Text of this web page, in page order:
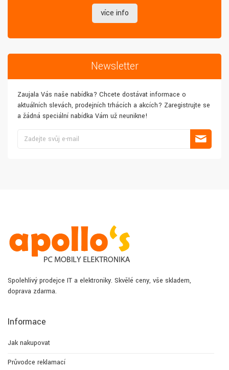
více info
Newsletter
Zaujala Vás naše nabídka? Chcete dostávat informace o
aktuálních slevách, prodejních trhácích a akcích? Zaregistrujte se
a žádná speciální nabídka Vám už neunikne!
Spolehlivý prodejce IT a elektroniky. Skvělé ceny, vše skladem,
doprava zdarma.
Informace
Jak nakupovat
Průvodce reklamací